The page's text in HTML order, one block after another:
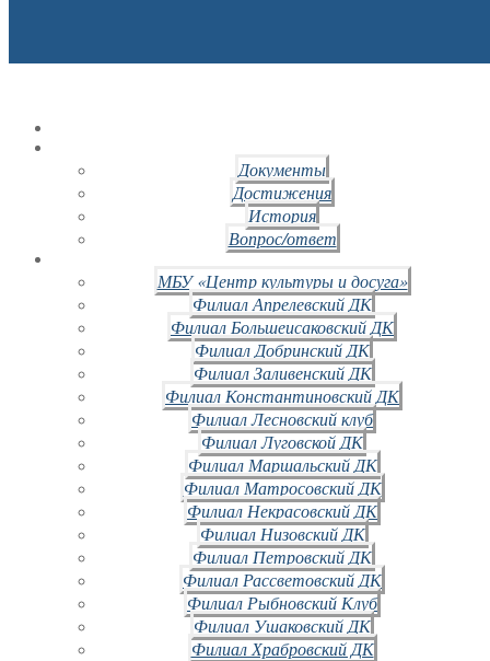
Документы
Достижения
История
Вопрос/ответ
МБУ «Центр культуры и досуга»
Филиал Апрелевский ДК
Филиал Большеисаковский ДК
Филиал Добринский ДК
Филиал Заливенский ДК
Филиал Константиновский ДК
Филиал Лесновский клуб
Филиал Луговской ДК
Филиал Маршальский ДК
Филиал Матросовский ДК
Филиал Некрасовский ДК
Филиал Низовский ДК
Филиал Петровский ДК
Филиал Рассветовский ДК
Филиал Рыбновский Клуб
Филиал Ушаковский ДК
Филиал Храбровский ДК